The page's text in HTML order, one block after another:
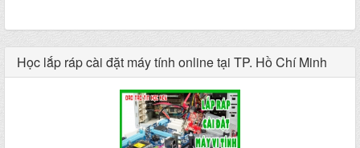
Học lắp ráp cài đặt máy tính online tại TP. Hồ Chí Minh